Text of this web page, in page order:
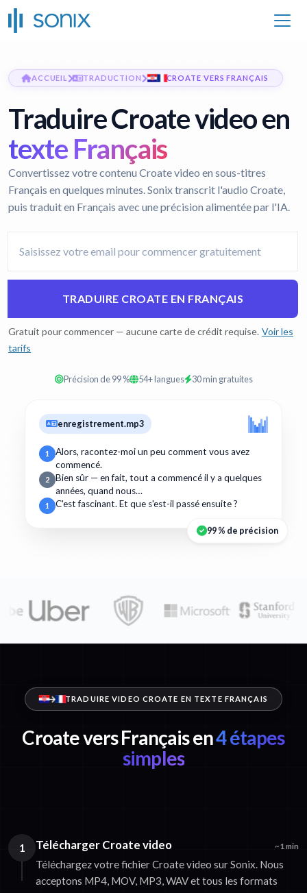
ACCUEIL TRADUCTION CROATE VERS FRANÇAIS
Traduire Croate video en
texte Français
Convertissez votre contenu Croate video en sous-titres
Français en quelques minutes. Sonix transcrit l'audio Croate,
puis traduit en Français avec une précision alimentée par l'IA.
TRADUIRE CROATE EN FRANÇAIS
Gratuit pour commencer — aucune carte de crédit requise. Voir les
tarifs
Précision de 99 % 54+ langues 30 min gratuites
enregistrement.mp3
1
Alors, racontez-moi un peu comment vous avez
commencé.
2
Bien sûr — en fait, tout a commencé il y a quelques
années, quand nous…
1 C'est fascinant. Et que s'est-il passé ensuite ?
99 % de précision
TRADUIRE VIDEO CROATE EN TEXTE FRANÇAIS
Croate vers Français en4 étapes
simples
1 Télécharger Croate video ~1 min
Téléchargez votre fichier Croate video sur Sonix. Nous
acceptons MP4, MOV, MP3, WAV et tous les formats